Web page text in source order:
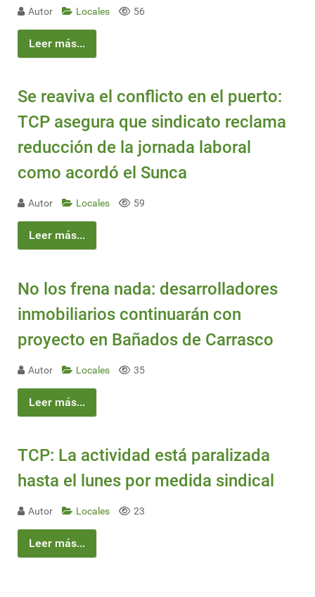
Autor Locales 56
Leer más...
Se reaviva el conflicto en el puerto:
TCP asegura que sindicato reclama
reducción de la jornada laboral
como acordó el Sunca
Autor Locales 59
Leer más...
No los frena nada: desarrolladores
inmobiliarios continuarán con
proyecto en Bañados de Carrasco
Autor Locales 35
Leer más...
TCP: La actividad está paralizada
hasta el lunes por medida sindical
Autor Locales 23
Leer más...